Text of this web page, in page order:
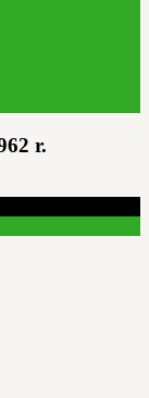
r.